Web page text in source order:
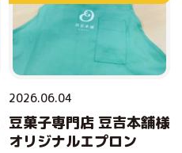
2026.06.04
豆菓子専門店 豆吉本舗様
オリジナルエプロン